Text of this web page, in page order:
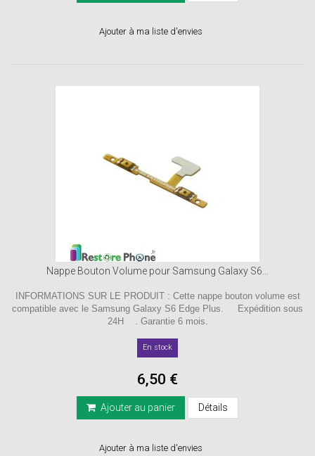
Ajouter à ma liste d'envies
Nappe Bouton Volume pour Samsung Galaxy S6...
INFORMATIONS SUR LE PRODUIT : Cette nappe bouton volume est
compatible avec le Samsung Galaxy S6 Edge Plus. Expédition sous
24H . Garantie 6 mois.
En stock
6,50 €
Ajouter au panier Détails
Ajouter à ma liste d'envies